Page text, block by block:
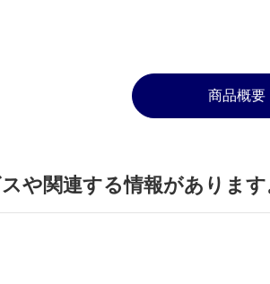
商品概要
や関連する情報があります